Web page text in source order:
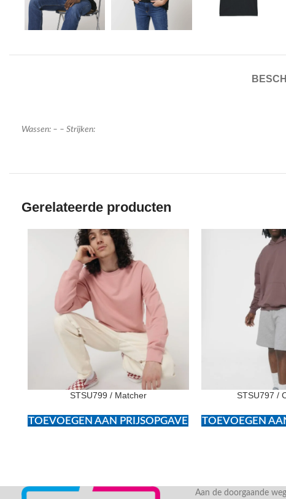
Wassen: – – Strijken:
Gerelateerde producten
STSU799 / Matcher
TOEVOEGEN AAN PRIJSOPGAVE
STSU797 /
TOEVOEGEN
Aan de doorgaande